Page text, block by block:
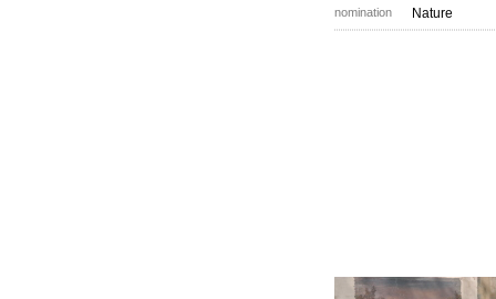
nomination Nature